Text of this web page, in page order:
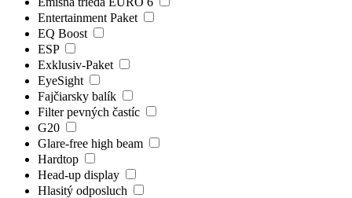
Entertainment Paket
EQ Boost
ESP
Exklusiv-Paket
EyeSight
Fajčiarsky balík
Filter pevných častíc
G20
Glare-free high beam
Hardtop
Head-up display
Hlasitý odposluch